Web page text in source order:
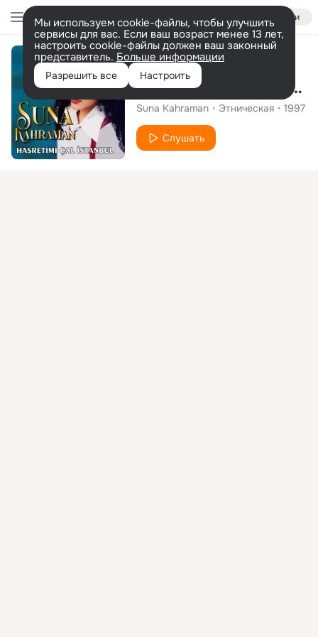
Войти
Мы используем cookie-файлы, чтобы улучшить
сервисы для вас. Если ваш возраст менее 13 лет,
настроить cookie-файлы должен ваш законный
представитель. Больше информации
Разрешить все Настроить
Альбом
Hasretimi Çal İstanbul
Suna Kahraman Этническая 1997
Слушать